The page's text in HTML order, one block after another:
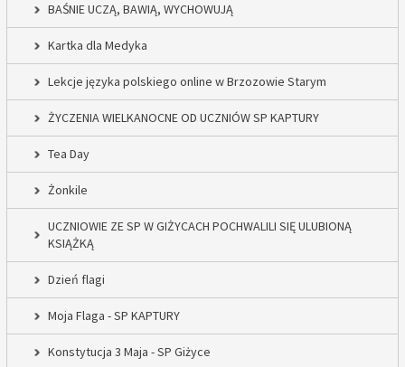
BAŚNIE UCZĄ, BAWIĄ, WYCHOWUJĄ
Kartka dla Medyka
Lekcje języka polskiego online w Brzozowie Starym
ŻYCZENIA WIELKANOCNE OD UCZNIÓW SP KAPTURY
Tea Day
Żonkile
UCZNIOWIE ZE SP W GIŻYCACH POCHWALILI SIĘ ULUBIONĄ
KSIĄŻKĄ
Dzień flagi
Moja Flaga - SP KAPTURY
Konstytucja 3 Maja - SP Giżyce